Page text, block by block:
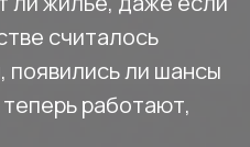
считалось
появились ли шансы
работают,